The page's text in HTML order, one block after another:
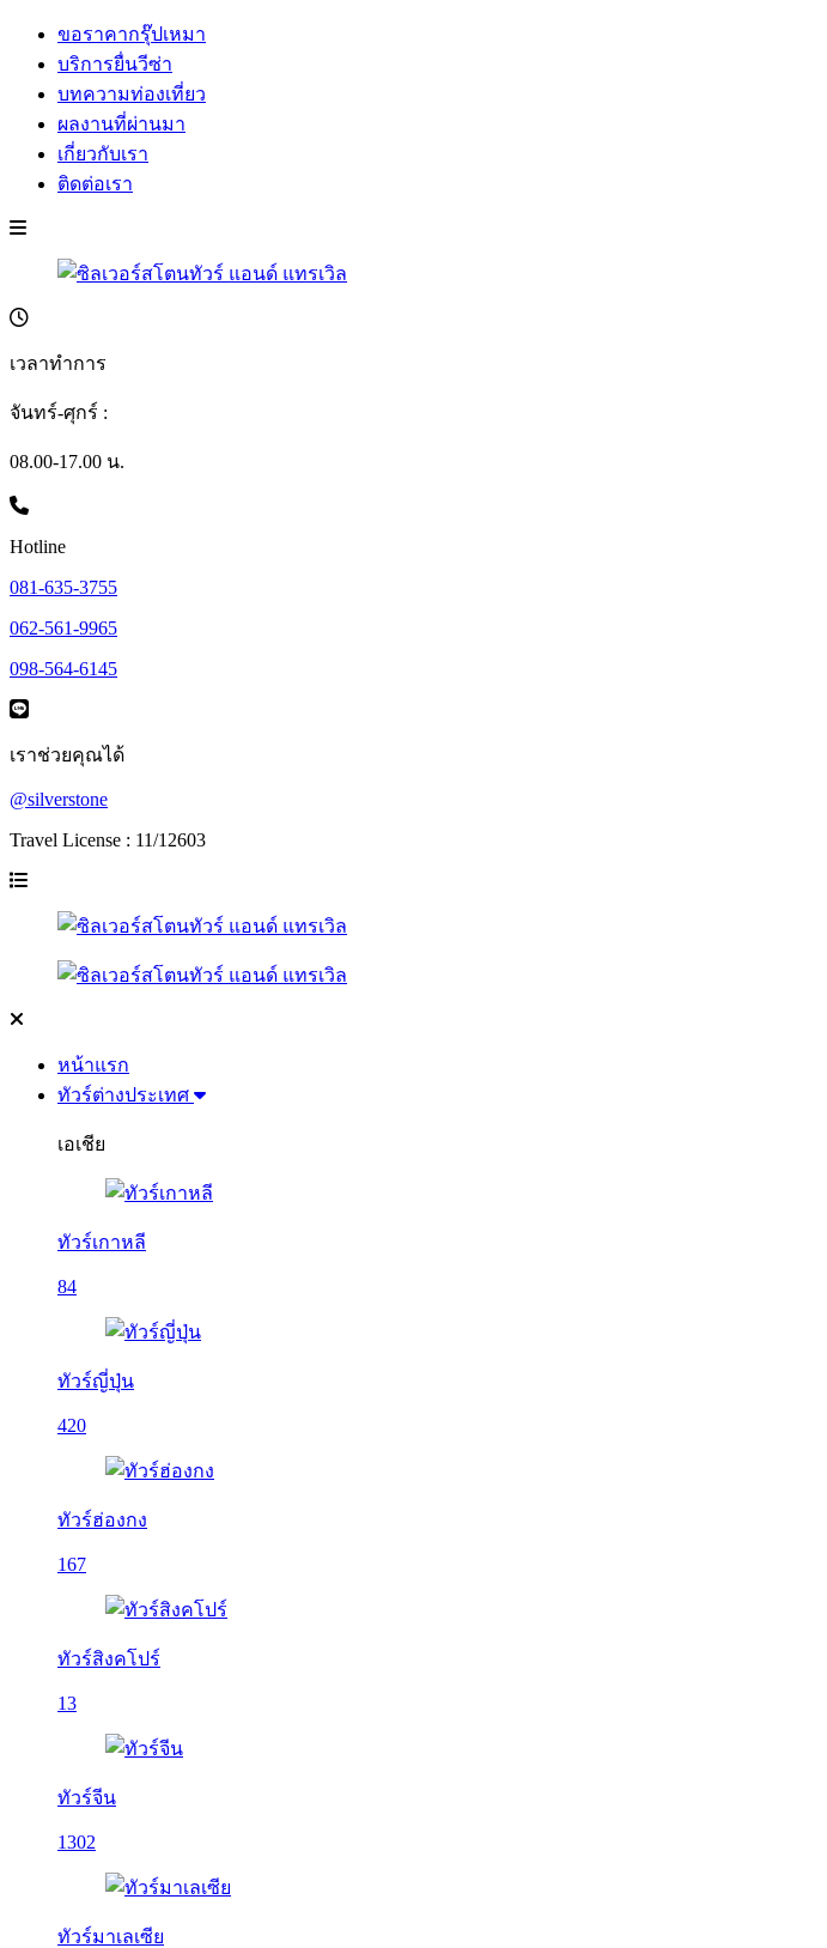
ขอราคากรุ๊ปเหมา
บริการยื่นวีซ่า
บทความท่องเที่ยว
ผลงานที่ผ่านมา
เกี่ยวกับเรา
ติดต่อเรา
เวลาทำการ
จันทร์-ศุกร์ :
08.00-17.00 น.
Hotline
081-635-3755
062-561-9965
098-564-6145
เราช่วยคุณได้
@silverstone
Travel License : 11/12603
หน้าแรก
ทัวร์ต่างประเทศ
เอเชีย
ทัวร์เกาหลี
84
ทัวร์ญี่ปุ่น
420
ทัวร์ฮ่องกง
167
ทัวร์สิงคโปร์
13
ทัวร์จีน
1302
ทัวร์มาเลเซีย